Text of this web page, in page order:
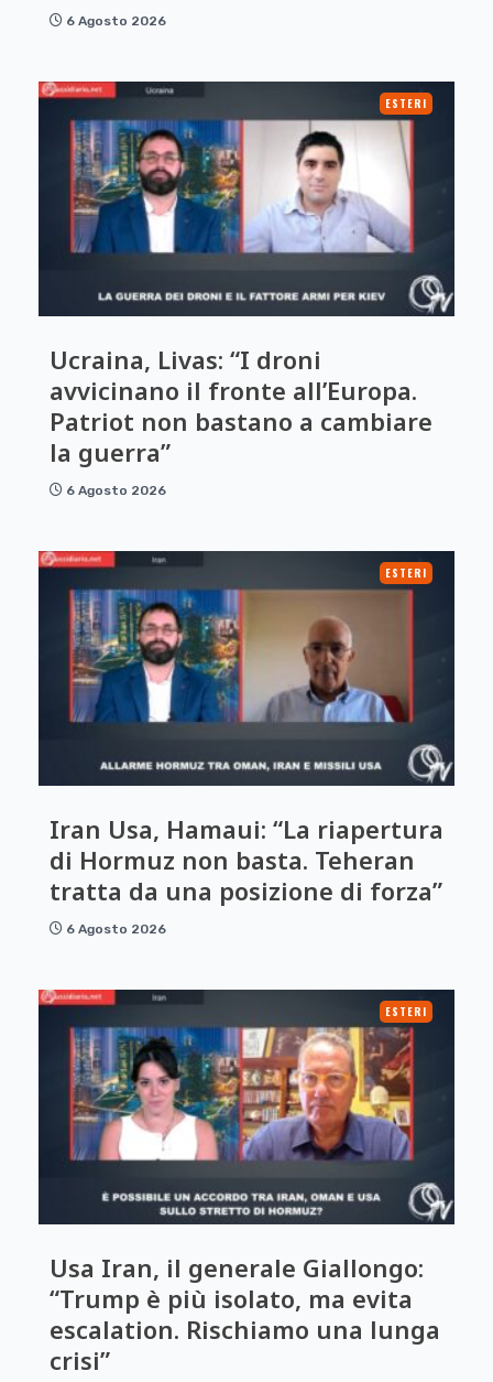
6 Agosto 2026
ESTERI
Ucraina, Livas: “I droni
avvicinano il fronte all’Europa.
Patriot non bastano a cambiare
la guerra”
6 Agosto 2026
ESTERI
Iran Usa, Hamaui: “La riapertura
di Hormuz non basta. Teheran
tratta da una posizione di forza”
6 Agosto 2026
ESTERI
Usa Iran, il generale Giallongo:
“Trump è più isolato, ma evita
escalation. Rischiamo una lunga
crisi”